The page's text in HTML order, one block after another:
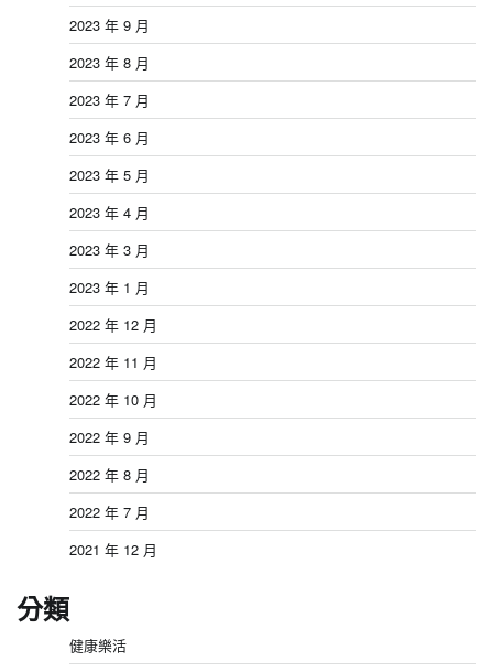
2023 年 9 月
2023 年 8 月
2023 年 7 月
2023 年 6 月
2023 年 5 月
2023 年 4 月
2023 年 3 月
2023 年 1 月
2022 年 12 月
2022 年 11 月
2022 年 10 月
2022 年 9 月
2022 年 8 月
2022 年 7 月
2021 年 12 月
分類
健康樂活